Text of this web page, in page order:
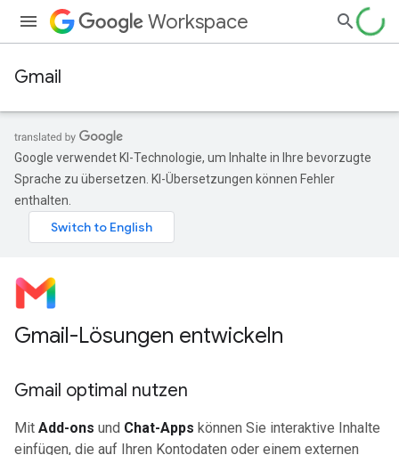
Workspace
Gmail
Google verwendet KI-Technologie, um Inhalte in Ihre bevorzugte
Sprache zu übersetzen. KI-Übersetzungen können Fehler
enthalten.
Gmail-Lösungen entwickeln
Gmail optimal nutzen
Mit Add-ons und Chat-Apps können Sie interaktive Inhalte
einfügen, die auf Ihren Kontodaten oder einem externen